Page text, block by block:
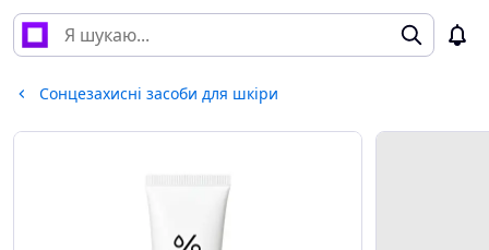
Сонцезахисні засоби для шкіри